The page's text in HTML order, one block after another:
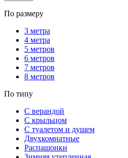
По размеру
3 метра
4 метра
5 метров
6 метров
7 метров
8 метров
По типу
С верандой
С крыльцом
С туалетом и душем
Двухкомнатные
Распашонки